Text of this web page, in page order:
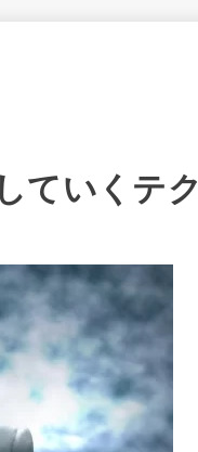
ていくテク